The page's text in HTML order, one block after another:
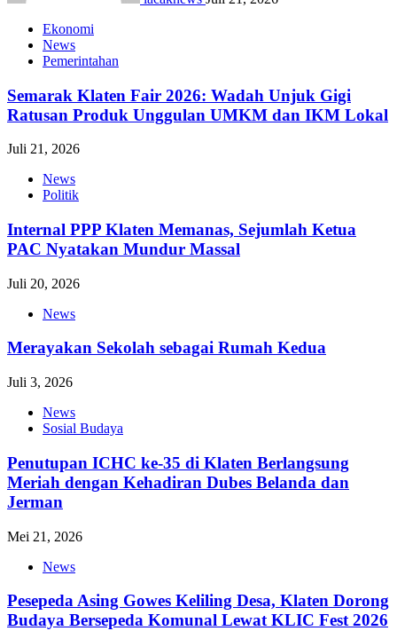
Ekonomi
News
Pemerintahan
Semarak Klaten Fair 2026: Wadah Unjuk Gigi
Ratusan Produk Unggulan UMKM dan IKM Lokal
Juli 21, 2026
News
Politik
Internal PPP Klaten Memanas, Sejumlah Ketua
PAC Nyatakan Mundur Massal
Juli 20, 2026
News
Merayakan Sekolah sebagai Rumah Kedua
Juli 3, 2026
News
Sosial Budaya
Penutupan ICHC ke-35 di Klaten Berlangsung
Meriah dengan Kehadiran Dubes Belanda dan
Jerman
Mei 21, 2026
News
Pesepeda Asing Gowes Keliling Desa, Klaten Dorong
Budaya Bersepeda Komunal Lewat KLIC Fest 2026